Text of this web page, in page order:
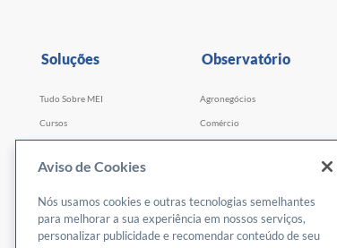
Soluções
Tudo Sobre MEI
Cursos
Consultorias
Faculdade Sebrae
Webinars
Empretec
Observatório
Agronegócios
Comércio
Tecnologia e Startups
Aviso de Cookies
Nós usamos cookies e outras tecnologias semelhantes
para melhorar a sua experiência em nossos serviços,
personalizar publicidade e recomendar conteúdo de seu